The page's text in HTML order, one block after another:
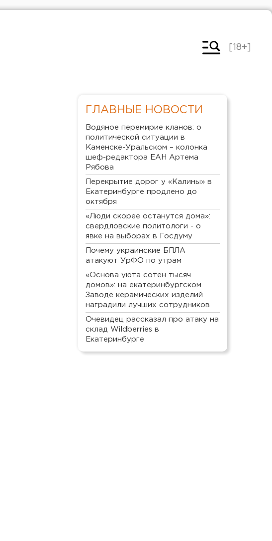
[18+]
ГЛАВНЫЕ НОВОСТИ
Водяное перемирие кланов: о
политической ситуации в
Каменске-Уральском – колонка
шеф-редактора ЕАН Артема
Рябова
Перекрытие дорог у «Калины» в
Екатеринбурге продлено до
октября
«Люди скорее останутся дома»:
свердловские политологи - о
явке на выборах в Госдуму
Почему украинские БПЛА
атакуют УрФО по утрам
«Основа уюта сотен тысяч
домов»: на екатеринбургском
Заводе керамических изделий
наградили лучших сотрудников
Очевидец рассказал про атаку на
склад Wildberries в
Екатеринбурге